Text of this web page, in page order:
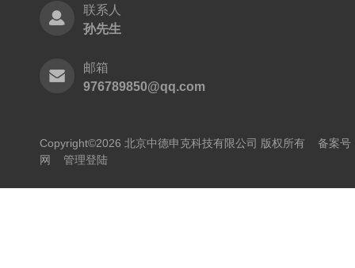
联系人
孙先生
邮箱
976789850@qq.com
Copyright©2026 北京中德申克科技有限公司 版权所有 备案号
网
管理登陆